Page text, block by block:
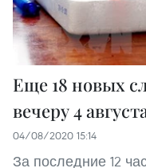
Еще 18 новых
вечеру 4
04/08/2020 15:14
За последние 12